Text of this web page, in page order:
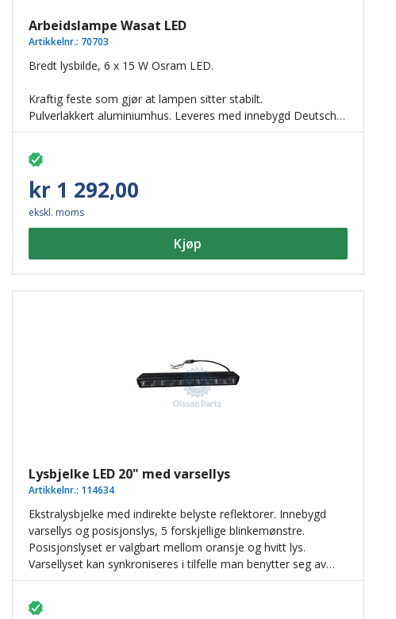
Arbeidslampe Wasat LED
Artikkelnr.: 70703
Bredt lysbilde, 6 x 15 W Osram LED.
Kraftig feste som gjør at lampen sitter stabilt.
Pulverlakkert aluminiumhus. Leveres med innebygd Deutsch-
kontakt.
Høyintensive Osram LED.
Fargetemperatur 5000 K.
EMC-beskyttet, CE RoHS. E-merket.
kr 1 292,00
ekskl. moms
Kjøp
Lysbjelke LED 20" med varsellys
Artikkelnr.: 114634
Ekstralysbjelke med indirekte belyste reflektorer. Innebygd
varsellys og posisjonslys, 5 forskjellige blinkemønstre.
Posisjonslyset er valgbart mellom oransje og hvitt lys.
Varsellyset kan synkroniseres i tilfelle man benytter seg av
mer enn en lysbjelke.
Leveres med både sidefester og føtter for stående
montering. Deutsch-kontakt.